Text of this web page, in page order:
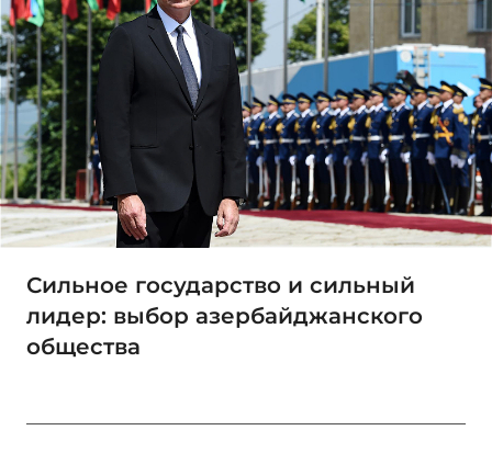
Сильное государство и сильный
лидер: выбор азербайджанского
общества